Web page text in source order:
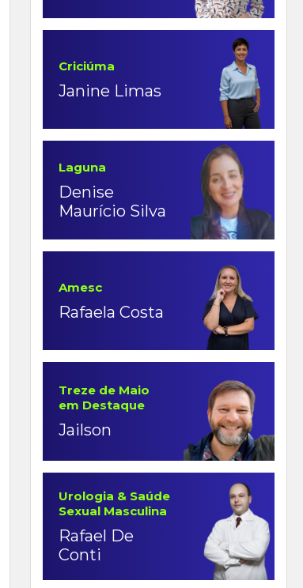
Criciúma
Janine Limas
Laguna
Denise
Maurício Silva
Amesc
Rafaela Costa
Treze de Maio
em Destaque
Jailson
Urologia & Saúde
Sexual Masculina
Rafael De
Conti